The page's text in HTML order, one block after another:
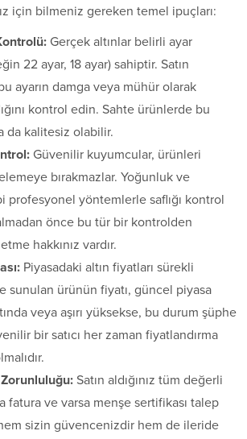
için bilmeniz gereken temel ipuçları:
Gerçek altınlar belirli ayar
22 ayar, 18 ayar) sahiptir. Satın
ayarın damga veya mühür olarak
kontrol edin. Sahte ürünlerde bu
da kalitesiz olabilir.
Güvenilir kuyumcular, ürünleri
bırakmazlar. Yoğunluk ve
profesyonel yöntemlerle saflığı kontrol
önce bu tür bir kontrolden
hakkınız vardır.
Piyasadaki altın fiyatları sürekli
sunulan ürünün fiyatı, güncel piyasa
veya aşırı yüksekse, bu durum şüphe
bir satıcı her zaman fiyatlandırma
Satın aldığınız tüm değerli
fatura ve varsa menşe sertifikası talep
sizin güvencenizdir hem de ileride